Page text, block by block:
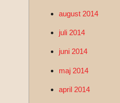
august 2014
juli 2014
juni 2014
maj 2014
april 2014